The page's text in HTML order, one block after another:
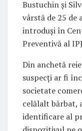
Bustuchin și
vârstă de 25 de
introduși în
Preventivă al
Din anchetă
suspecți ar fi
societate
celălalt bărbat,
identificare al